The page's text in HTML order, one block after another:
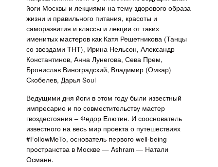
йоги Москвы и лекциями на тему здорового образа
жизни и правильного питания, красоты и
саморазвития и классы и лекции от таких
именитых мастеров как Катя Решетникова (Танцы
со звездами ТНТ), Ирина Нельсон, Александр
Константинов, Анна Лунегова, Сева Прем,
Бронислав Виноградский, Владимир (Омкар)
Скобелев, Дарья Soul
Ведущими дня йоги в этом году были известный
импресарио и по совместительству мастер
гвоздестояния – Федор Елютин. И сооснователь
известного на весь мир проекта о путешествиях
#FollowMeTo, основатель первого well-being
пространства в Москве — Ashram — Натали
Османн.